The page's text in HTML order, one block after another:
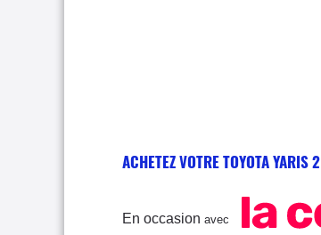
ACHETEZ VOTRE TOYOTA YARIS 2
En occasion avec